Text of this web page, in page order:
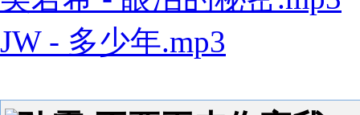
JW - 多少年.mp3